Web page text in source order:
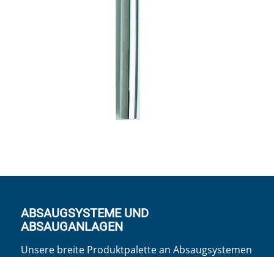
ABSAUGSYSTEME UND
ABSAUGANLAGEN
Unsere breite Produktpalette an Absaugsystemen